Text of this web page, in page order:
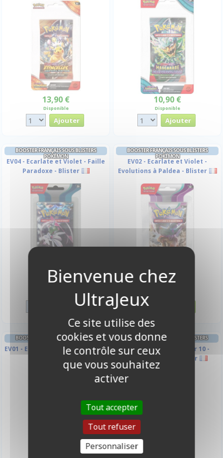
13,90 €
Disponible
10,90 €
Disponible
BOOSTER FRANÇAIS SOUS BLISTERS
POKÉMON
EV04 - Ecarlate et Violet - Faille
Paradoxe - Blister
11,90 €
BOOSTER FRANÇAIS SOUS BLISTERS
POKÉMON
EV02 - Ecarlate et Violet -
Evolutions à Paldea - Blister
11,90 €
BOOSTER FRANÇAIS SOUS BLISTERS
EV01 - Ecarlate et Violet - blister
BOOSTER FRANÇAIS SOUS BLISTERS
EB10 - Epée et Bouclier 10 -
Astres Radieux Blister
Ce site utilise des
cookies et vous donne
le contrôle sur ceux
que vous souhaitez
activer
Tout accepter
Tout refuser
Personnaliser